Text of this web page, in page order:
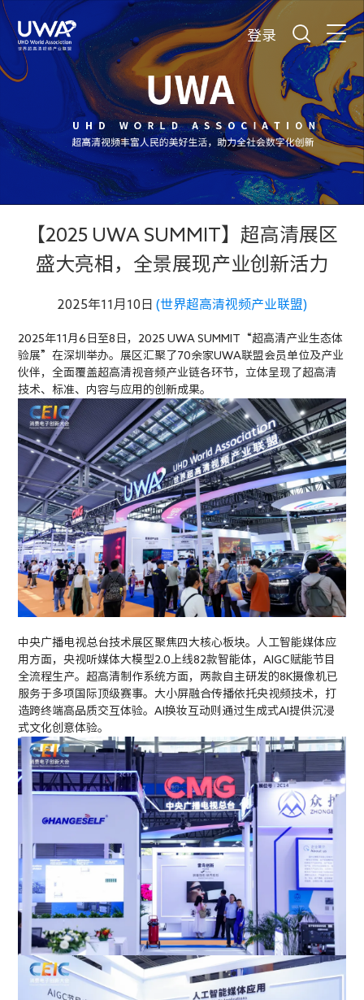
登录
【2025 UWA SUMMIT】超高清展区
盛大亮相，全景展现产业创新活力
2025年11月10日 (世界超高清视频产业联盟)
2025年11月6日至8日，2025 UWA SUMMIT“超高清产业生态体
验展”在深圳举办。展区汇聚了70余家UWA联盟会员单位及产业
伙伴，全面覆盖超高清视音频产业链各环节，立体呈现了超高清
技术、标准、内容与应用的创新成果。
中央广播电视总台技术展区聚焦四大核心板块。人工智能媒体应
用方面，央视听媒体大模型2.0上线82款智能体，AIGC赋能节目
全流程生产。超高清制作系统方面，两款自主研发的8K摄像机已
服务于多项国际顶级赛事。大小屏融合传播依托央视频技术，打
造跨终端高品质交互体验。AI换妆互动则通过生成式AI提供沉浸
式文化创意体验。